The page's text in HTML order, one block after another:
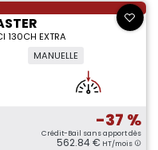
130CH EXTRA
MANUELLE
-37 %
Crédit-Bail sans apport dès
562.84 € HT/mois